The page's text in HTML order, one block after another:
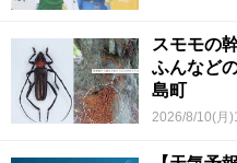
スモモの
ふんなど
島町
2026/8/10(月